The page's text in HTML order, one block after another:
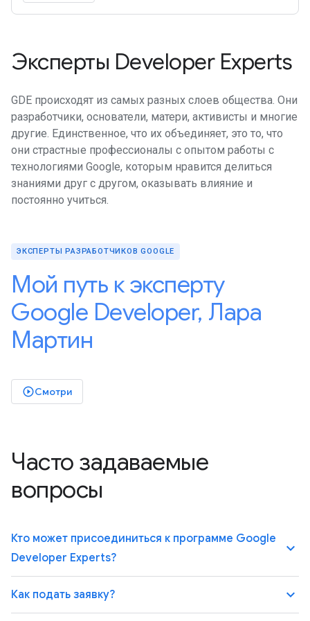
Эксперты Developer Experts
GDE происходят из самых разных слоев общества. Они
разработчики, основатели, матери, активисты и многие
другие. Единственное, что их объединяет, это то, что
они страстные профессионалы с опытом работы с
технологиями Google, которым нравится делиться
знаниями друг с другом, оказывать влияние и
постоянно учиться.
ЭКСПЕРТЫ РАЗРАБОТЧИКОВ GOOGLE
Мой путь к эксперту
Google Developer, Лара
Мартин
play_circle_outlinedСмотри
Часто задаваемые
вопросы
keyboard_arrow_up
Кто может присоединиться к программе Google
Developer Experts?
keyboard_arrow_up
Как подать заявку?